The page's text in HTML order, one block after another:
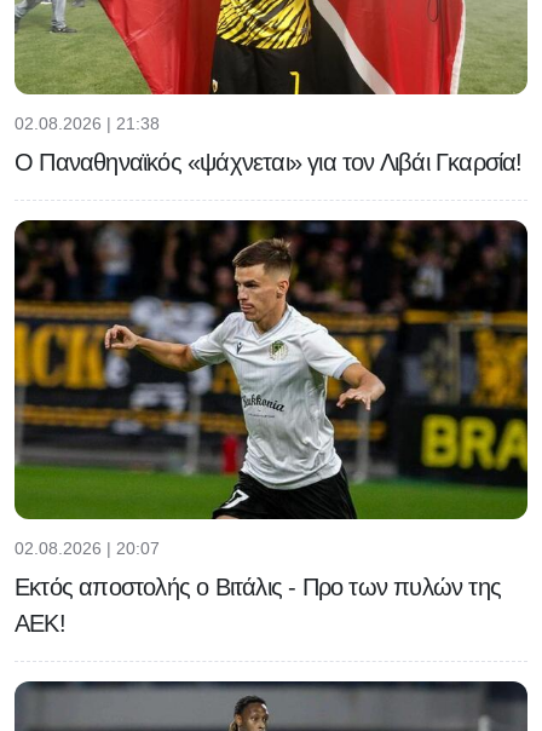
02.08.2026 | 21:38
Ο Παναθηναϊκός «ψάχνεται» για τον Λιβάι Γκαρσία!
02.08.2026 | 20:07
Εκτός αποστολής ο Βιτάλις - Προ των πυλών της
ΑΕΚ!